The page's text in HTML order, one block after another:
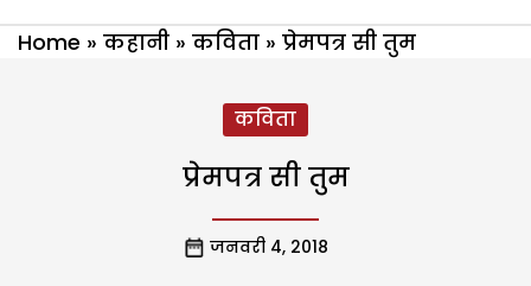
Home » कहानी » कविता » प्रेमपत्र सी तुम
कविता
प्रेमपत्र सी तुम
जनवरी 4, 2018